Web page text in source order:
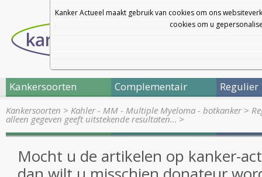
Kanker Actueel maakt gebruik van cookies om ons
cookies om u
Kankersoorten Complementair Regulier
Kankersoorten > Kahler - MM - Multiple Myeloma - botkanker>
alleen gegeven geeft uitstekende resultaten… >
Mocht u de artikelen op kanker-